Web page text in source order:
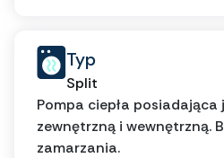
Typ
Split
Pompa ciepła
zewnętrzną i wewnętrzną.
zamarzania.